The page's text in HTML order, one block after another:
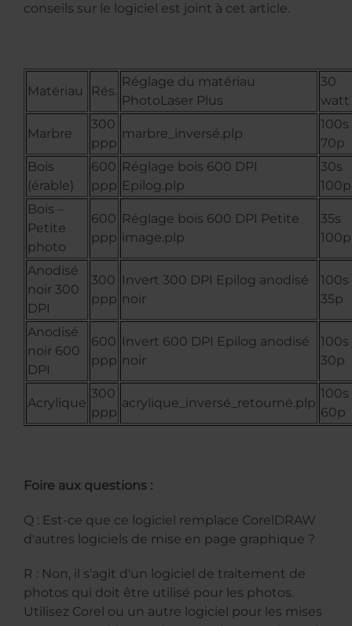
conseils sur le logiciel est joint à cet article.
Matériau Rés.
Réglage du matériau
PhotoLaser Plus
30
watt
Marbre
300
ppp
marbre_inversé.plp
100s
70p
Bois
(érable)
600
ppp
Réglage bois 600 DPI
Epilog.plp
30s
100p
Bois –
Petite
photo
600
ppp
Réglage bois 600 DPI Petite
image.plp
35s
100p
Anodisé
noir 300
DPI
300
ppp
Invert 300 DPI Epilog anodisé
noir
100s
35p
Anodisé
noir 600
DPI
600
ppp
Invert 600 DPI Epilog anodisé
noir
100s
30p
Acrylique
300
ppp
acrylique_inversé_retourné.plp
100s
60p
Foire aux questions :
Q : Est-ce que ce logiciel remplace CorelDRAW
d'autres logiciels de mise en page graphique ?
R : Non, il s'agit d'un logiciel de traitement de
photos qui doit être utilisé pour les photos.
Utilisez Corel ou un autre logiciel pour les mises